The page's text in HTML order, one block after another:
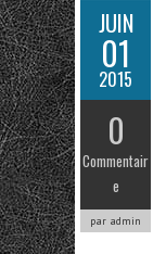
JUIN
01
2015
0
Commentair
e
par admin